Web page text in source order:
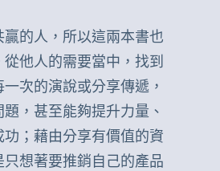
的人，所以這兩本書也
他人的需要當中，找到
次的演說或分享傳遞，
，甚至能夠提升力量、
功；藉由分享有價值的資
想著要推銷自己的產品